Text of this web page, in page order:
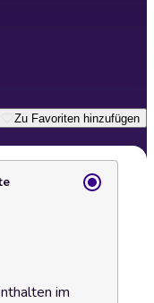
Zu Favoriten hinzufügen
im